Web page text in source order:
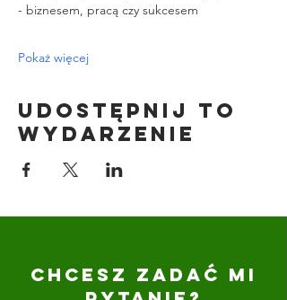
- biznesem, pracą czy sukcesem
Pokaż więcej
Udostępnij to
wydarzenie
CHCESZ ZADAĆ MI